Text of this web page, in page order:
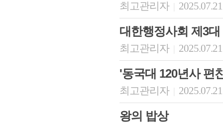
최고관리자
대한행정사회 제3대
최고관리자
'동국대 120년사 편
최고관리자
왕의 밥상